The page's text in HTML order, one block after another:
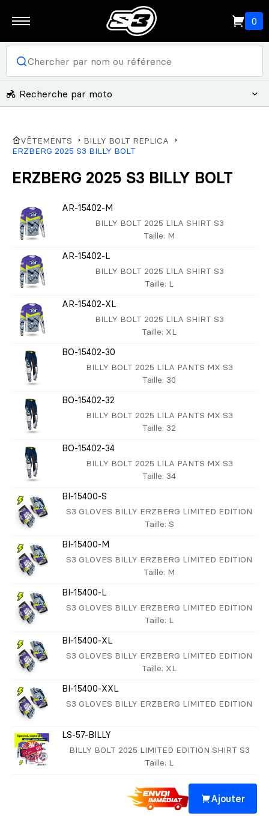
0
Recherche par moto
VÊTEMENTS
BILLY BOLT REPLICA
ERZBERG 2025 S3 BILLY BOLT
ERZBERG 2025 S3 BILLY BOLT
AR-15402-M
BILLY BOLT 2025 LILA SHIRT S3
Taille: M
AR-15402-L
BILLY BOLT 2025 LILA SHIRT S3
Taille: L
AR-15402-XL
BILLY BOLT 2025 LILA SHIRT S3
Taille: XL
BO-15402-30
BILLY BOLT 2025 LILA PANTS MX S3
Taille: 30
BO-15402-32
BILLY BOLT 2025 LILA PANTS MX S3
Taille: 32
BO-15402-34
BILLY BOLT 2025 LILA PANTS MX S3
Taille: 34
BI-15400-S
S3 GLOVES BILLY ERZBERG LIMITED EDITION
Taille: S
BI-15400-M
S3 GLOVES BILLY ERZBERG LIMITED EDITION
Taille: M
BI-15400-L
S3 GLOVES BILLY ERZBERG LIMITED EDITION
Taille: L
BI-15400-XL
S3 GLOVES BILLY ERZBERG LIMITED EDITION
Taille: XL
BI-15400-XXL
S3 GLOVES BILLY ERZBERG LIMITED EDITION
LS-57-BILLY
BILLY BOLT 2025 LIMITED EDITION SHIRT S3
Taille: L
Ajouter